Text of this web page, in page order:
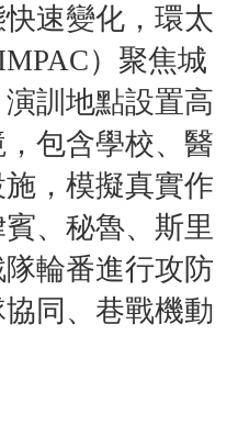
速變化，環太
）聚焦城
訓地點設置高
包含學校、醫
，模擬真實作
、秘魯、斯里
輪番進行攻防
同、巷戰機動